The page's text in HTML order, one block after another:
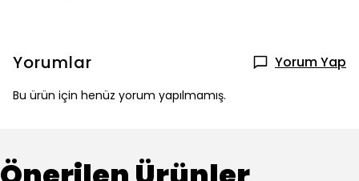
Yorumlar Yorum Yap
Bu ürün için henüz yorum yapılmamış.